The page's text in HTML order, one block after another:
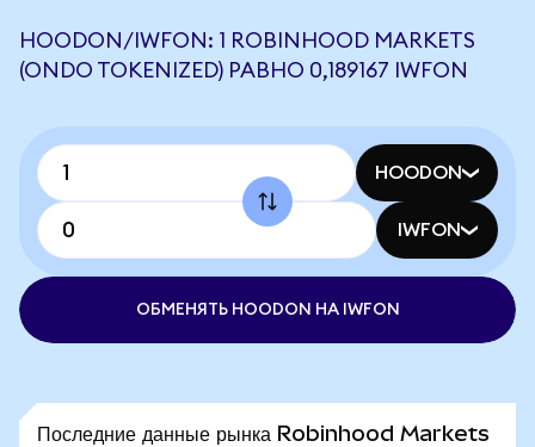
HOODON/IWFON: 1 ROBINHOOD MARKETS
(ONDO TOKENIZED) РАВНО 0,189167 IWFON
HOODON
IWFON
ОБМЕНЯТЬ HOODON НА IWFON
Последние данные рынка Robinhood Markets